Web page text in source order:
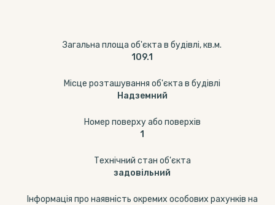
Загальна площа об'єкта в будівлі, кв.м.
109.1
Місце розташування об'єкта в будівлі
Надземний
Номер поверху або поверхів
1
Технічний стан об'єкта
задовільний
Інформація про наявність окремих особових рахунків на